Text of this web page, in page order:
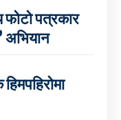
फोटो पत्रकार
अभियान